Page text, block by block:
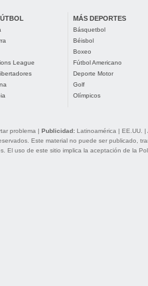
League
MÁS DEPORTES
Básquetbol
Béisbol
Boxeo
Fútbol Americano
Deporte Motor
Golf
Olímpicos
problema | Publicidad: Latinoamérica | EE.UU. |
Este material no puede ser publicado,
. El uso de este sitio implica la aceptación de la